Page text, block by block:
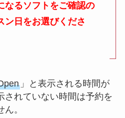
なるソフトをご確認の
ン日をお選びくださ
」と表示される時間が
されていない時間は予約を
。